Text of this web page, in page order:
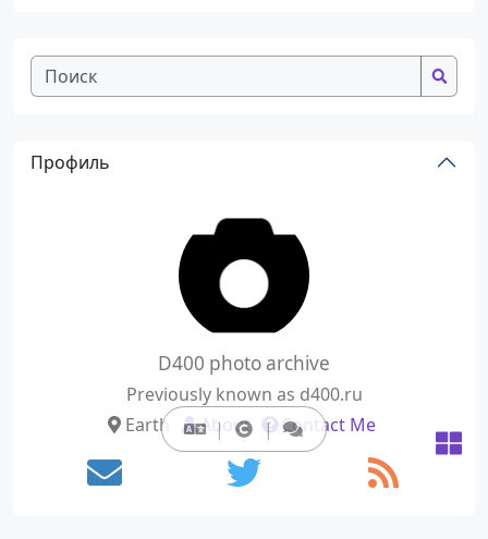
Профиль
D400 photo archive
Previously known as d400.ru
Earth
About Contact Me